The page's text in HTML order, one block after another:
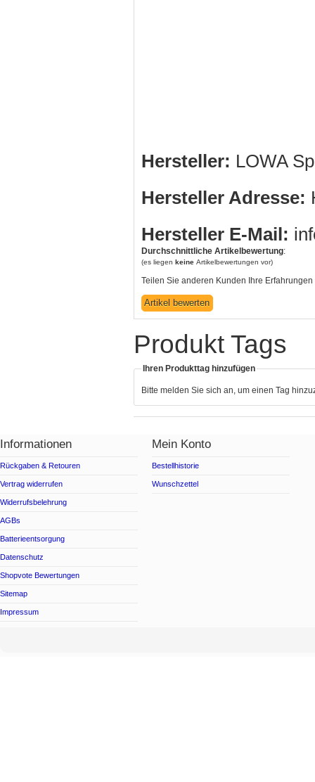
Hersteller: LOWA
Hersteller Adresse:
Hersteller E-Mail:
Durchschnittliche Artikelbewertung:
(es liegen keine Artikelbewertungen vor)
Teilen Sie anderen Kunden Ihre Erfahrungen
Produkt Tags
Ihren Produkttag hinzufügen
Bitte melden Sie sich an, um einen Tag
Informationen
Rückgaben & Retouren
Vertrag widerrufen
Widerrufsbelehrung
AGBs
Batterieentsorgung
Datenschutz
Shopvote Bewertungen
Sitemap
Impressum
Mein Konto
Bestellhistorie
Wunschzettel